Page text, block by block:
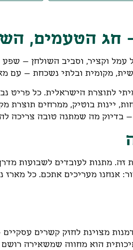
חג הטעמים,
וקציר, וסביב השולחן –
מקומית ובלתי נשכחת – עם
לתוצרת הישראלית. כל פריט
יינות בוטיק, ממרחים תוצרת
בדיוק מה שמתנה טובה צריכה
מתנות לעובדים לשבועות
מעריכים אתכם. כל מארז
מצוינת לחזק קשרים
הוא מחווה שמשאירה